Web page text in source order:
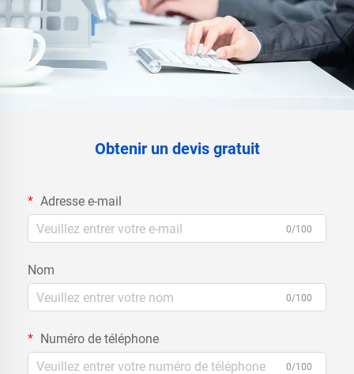
Obtenir un devis gratuit
Adresse e-mail
0/100
Nom
0/100
Numéro de téléphone
0/100